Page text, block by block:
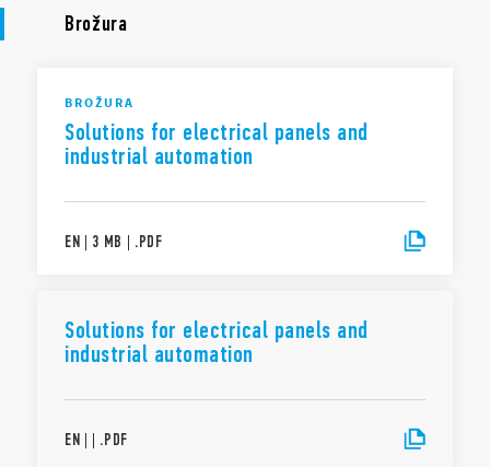
Brožura
BROŽURA
Solutions for electrical panels and
industrial automation
EN | 3 MB | .PDF
Solutions for electrical panels and
industrial automation
EN | | .PDF